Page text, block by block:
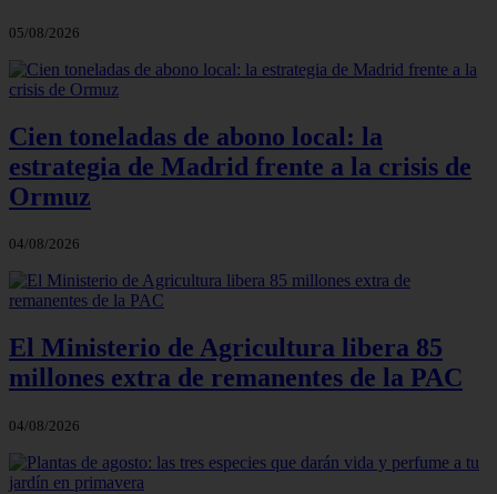
05/08/2026
Cien toneladas de abono local: la
estrategia de Madrid frente a la crisis de
Ormuz
04/08/2026
El Ministerio de Agricultura libera 85
millones extra de remanentes de la PAC
04/08/2026